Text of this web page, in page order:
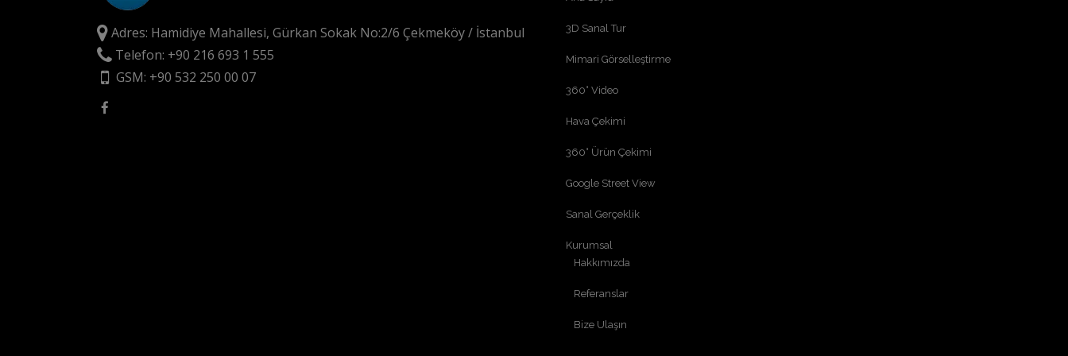
Adres: Hamidiye Mahallesi, Gürkan Sokak No:2/6 Çekmeköy / İstanbul
Telefon: +90 216 693 1 555
GSM: +90 532 250 00 07
3D Sanal Tur
Mimari Görselleştirme
360° Video
Hava Çekimi
360° Ürün Çekimi
Google Street View
Sanal Gerçeklik
Kurumsal
Hakkımızda
Referanslar
Bize Ulaşın